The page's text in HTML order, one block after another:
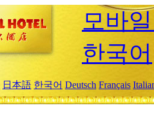
모바
한국어
日本語 한국어 Deutsch Français